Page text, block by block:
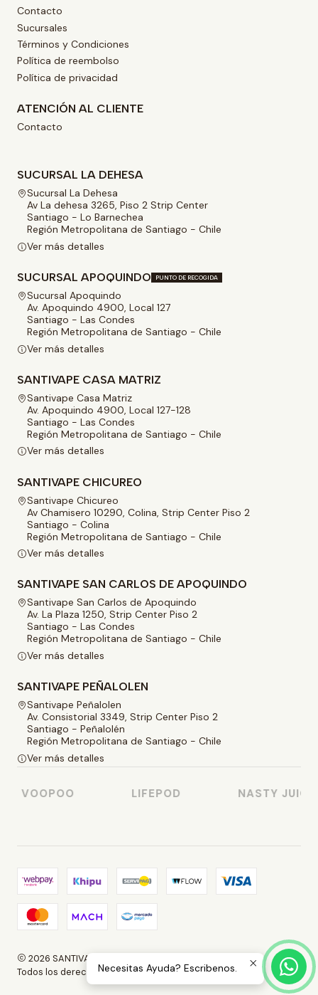
Contacto
Sucursales
Términos y Condiciones
Política de reembolso
Política de privacidad
ATENCIÓN AL CLIENTE
Contacto
SUCURSAL LA DEHESA
Sucursal La Dehesa
Av La dehesa 3265, Piso 2 Strip Center
Santiago - Lo Barnechea
Región Metropolitana de Santiago - Chile
Ver más detalles
SUCURSAL APOQUINDO PUNTO DE RECOGIDA
Sucursal Apoquindo
Av. Apoquindo 4900, Local 127
Santiago - Las Condes
Región Metropolitana de Santiago - Chile
Ver más detalles
SANTIVAPE CASA MATRIZ
Santivape Casa Matriz
Av. Apoquindo 4900, Local 127-128
Santiago - Las Condes
Región Metropolitana de Santiago - Chile
Ver más detalles
SANTIVAPE CHICUREO
Santivape Chicureo
Av Chamisero 10290, Colina, Strip Center Piso 2
Santiago - Colina
Región Metropolitana de Santiago - Chile
Ver más detalles
SANTIVAPE SAN CARLOS DE APOQUINDO
Santivape San Carlos de Apoquindo
Av. La Plaza 1250, Strip Center Piso 2
Santiago - Las Condes
Región Metropolitana de Santiago - Chile
Ver más detalles
SANTIVAPE PEÑALOLEN
Santivape Peñalolen
Av. Consistorial 3349, Strip Center Piso 2
Santiago - Peñalolén
Región Metropolitana de Santiago - Chile
Ver más detalles
VOOPOO LIFEPOD NASTY JUICE
2026 SANTIVAPE.
Todos los derechos reservados.Necesitas Ayuda? Escribenos.